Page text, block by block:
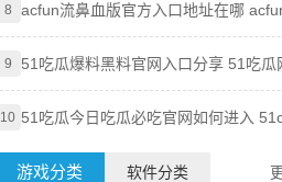
8
acfun流鼻血版官方入口地址在哪
血版入口地址分享
9
51吃瓜爆料黑料官网入口分享 51吃瓜
地址大全
10 51吃瓜今日吃瓜必吃官网如何进入
游戏分类 软件分类